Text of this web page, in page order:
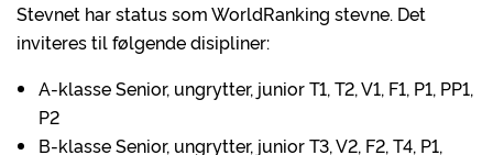
Stevnet har status som WorldRanking stevne. Det
inviteres til følgende disipliner:
A-klasse Senior, ungrytter, junior T1, T2, V1, F1, P1, PP1,
P2
B-klasse Senior, ungrytter, junior T3, V2, F2, T4, P1,